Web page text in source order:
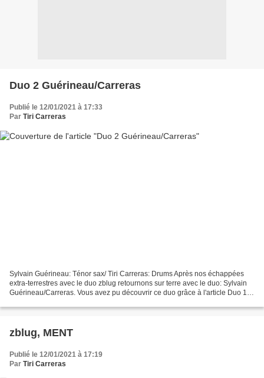
Duo 2 Guérineau/Carreras
Publié le 12/01/2021 à 17:33
Par Tiri Carreras
Sylvain Guérineau: Ténor sax/ Tiri Carreras: Drums Après nos échappées
extra-terrestres avec le duo zblug retournons sur terre avec le duo: Sylvain
Guérineau/Carreras. Vous avez pu découvrir ce duo grâce à l'article Duo 1
zblug, MENT
Publié le 12/01/2021 à 17:19
Par Tiri Carreras